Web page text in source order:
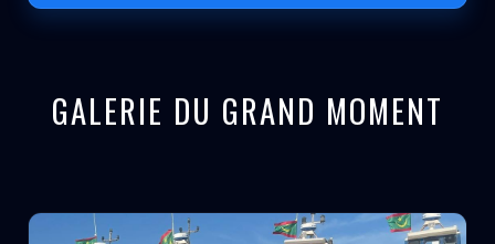
GALERIE DU GRAND MOMENT